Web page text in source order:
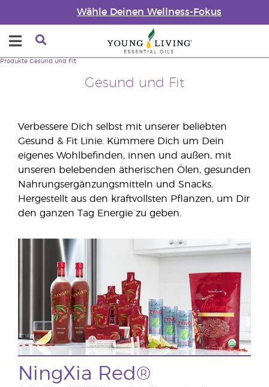
Wähle Deinen Wellness-Fokus
Gesund und Fit
Produkte Gesund und Fit
Verbessere Dich selbst mit unserer beliebten
Gesund & Fit Linie. Kümmere Dich um Dein
eigenes Wohlbefinden, innen und außen, mit
unseren belebenden ätherischen Ölen, gesunden
Nahrungsergänzungsmitteln und Snacks.
Hergestellt aus den kraftvollsten Pflanzen, um Dir
den ganzen Tag Energie zu geben.
NingXia Red®